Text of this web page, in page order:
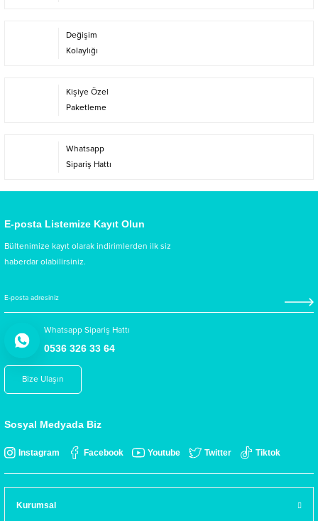
Değişim
Kolaylığı
Kişiye Özel
Paketleme
Whatsapp
Sipariş Hattı
E-posta Listemize Kayıt Olun
Bültenimize kayıt olarak indirimlerden ilk siz
haberdar olabilirsiniz.
Whatsapp Sipariş Hattı
0536 326 33 64
Bize Ulaşın
Sosyal Medyada Biz
Instagram Facebook Youtube Twitter Tiktok
Kurumsal